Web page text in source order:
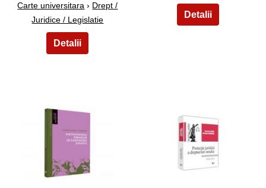
Carte universitara › Drept /
Juridice / Legislatie
22